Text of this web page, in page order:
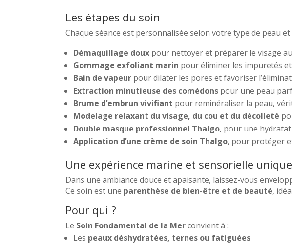
Les étapes du soin
Chaque séance est personnalisée selon votre type de peau
Démaquillage doux pour nettoyer et préparer le visage
Gommage exfoliant marin pour éliminer les impuretés
Bain de vapeur pour dilater les pores et favoriser
Extraction minutieuse des comédons pour une peau
Brume d’embrun vivifiant pour reminéraliser la peau,
Modelage relaxant du visage, du cou et du décolleté
Double masque professionnel Thalgo, pour une
Application d’une crème de soin Thalgo, pour protéger
Une expérience marine et sensorielle unique
Dans une ambiance douce et apaisante, laissez-vous
Ce soin est une parenthèse de bien-être et de beauté,
Pour qui ?
Le Soin Fondamental de la Merconvient à :
Les peaux déshydratées, ternes ou fatiguées